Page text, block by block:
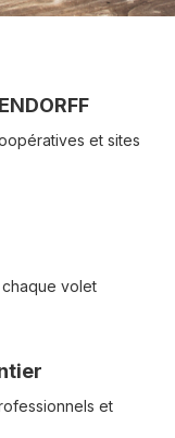
et sites
volet
et